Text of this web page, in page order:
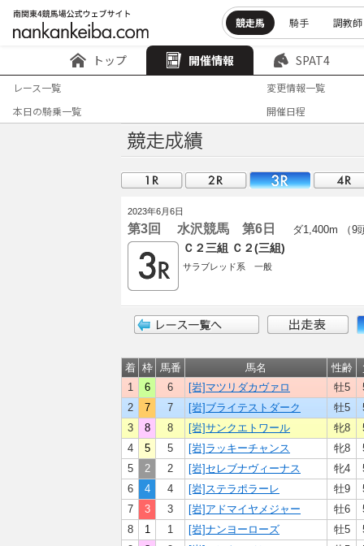
競走馬 騎手 調教師
トップ 開催情報 SPAT4
レース一覧
変更情報一覧
本日の騎乗一覧
開催日程
2023年6月6日
第3回 水沢競馬 第6日 ダ1,400m （9
Ｃ２三組 Ｃ２(三組)
サラブレッド系 一般
着 枠 馬番 馬名 性齢
1
6 6 [岩]マツリダカヴァロ 牡5
2
7 7 [岩]ブライテストダーク 牡5
3
8 8 [岩]サンクエトワール 牝8
4
5 5 [岩]ラッキーチャンス 牝8
5
2 2 [岩]セレブナヴィーナス 牝4
6
4 4 [岩]ステラポラーレ 牡9
7
3 3 [岩]アドマイヤメジャー 牡6
8
1 1 [岩]ナンヨーローズ 牡5